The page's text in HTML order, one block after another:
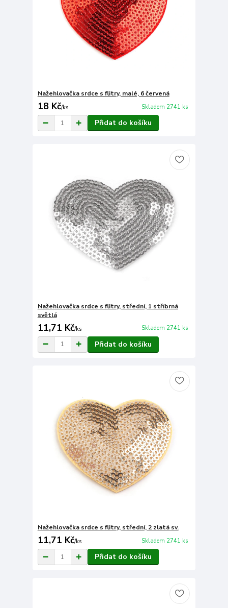
Nažehlovačka srdce s flitry, malé, 6 červená
18 Kč/ks Skladem 2741 ks
Přidat do košíku
Nažehlovačka srdce s flitry, střední, 1 stříbrná
světlá
11,71 Kč/ks Skladem 2741 ks
Přidat do košíku
Nažehlovačka srdce s flitry, střední, 2 zlatá sv.
11,71 Kč/ks Skladem 2741 ks
Přidat do košíku